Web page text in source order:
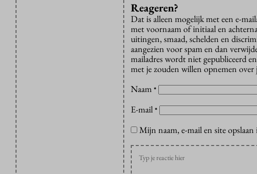
Reageren?
Dat is alleen mogelijk met een e-
met voornaam of initiaal en
uitingen, smaad, schelden en
aangezien voor spam en dan
mailadres wordt niet gepubliceerd
met je zouden willen opnemen over
Naam *
E-mail *
Mijn naam, e-mail en site opslaan